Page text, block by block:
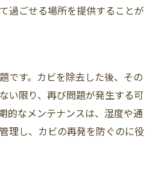
過ごせる場所を提供することが
です。カビを除去した後、その
い限り、再び問題が発生する可
的なメンテナンスは、湿度や通
理し、カビの再発を防ぐのに役